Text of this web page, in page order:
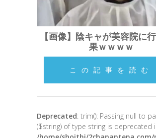
【画像】陰キャが美容院に
果ｗｗｗｗ
この記事を読む
Deprecated: trim(): Passing null to
($string) of type string is deprecated